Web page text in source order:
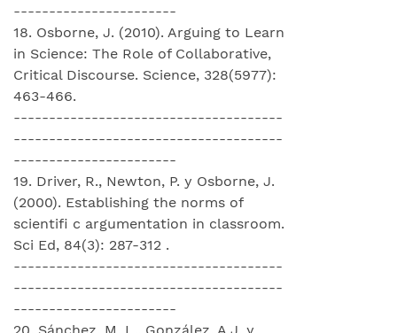
-----------------------
18. Osborne, J. (2010). Arguing to Learn
in Science: The Role of Collaborative,
Critical Discourse. Science, 328(5977):
463-466.
--------------------------------------
--------------------------------------
-----------------------
19. Driver, R., Newton, P. y Osborne, J.
(2000). Establishing the norms of
scientifi c argumentation in classroom.
Sci Ed, 84(3): 287-312 .
--------------------------------------
--------------------------------------
-----------------------